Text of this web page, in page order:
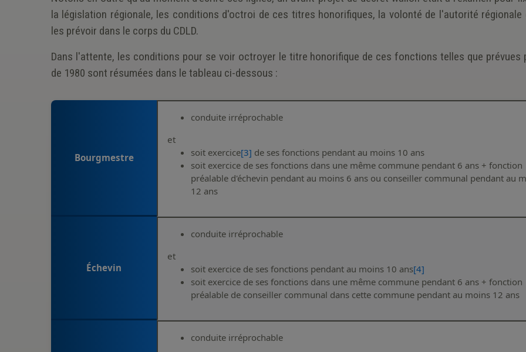
la législation régionale, les conditions d'octroi de ces titres honorifiques, la volonté de l'autorité régionale
les prévoir dans le corps du CDLD.
Dans l'attente, les conditions pour se voir octroyer le titre honorifique de ces fonctions telles que prévues
de 1980 sont résumées dans le tableau ci-dessous :
Bourgmestre
conduite irréprochable
et
soit exercice[3] de ses fonctions pendant au moins 10 ans
soit exercice de ses fonctions dans une même commune pendant 6 ans + fonction
préalable d'échevin pendant au moins 6 ans ou conseiller communal pendant au
12 ans
Échevin
conduite irréprochable
et
soit exercice de ses fonctions pendant au moins 10 ans[4]
soit exercice de ses fonctions dans une même commune pendant 6 ans + fonction
préalable de conseiller communal dans cette commune pendant au moins 12 ans
conduite irréprochable